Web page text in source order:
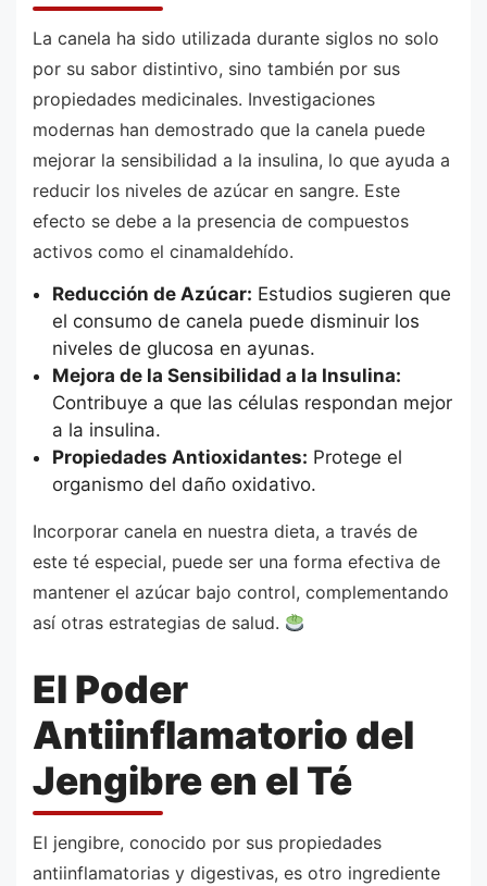
La canela ha sido utilizada durante siglos no solo
por su sabor distintivo, sino también por sus
propiedades medicinales. Investigaciones
modernas han demostrado que la canela puede
mejorar la sensibilidad a la insulina, lo que ayuda a
reducir los niveles de azúcar en sangre. Este
efecto se debe a la presencia de compuestos
activos como el cinamaldehído.
Reducción de Azúcar: Estudios sugieren que
el consumo de canela puede disminuir los
niveles de glucosa en ayunas.
Mejora de la Sensibilidad a la Insulina:
Contribuye a que las células respondan mejor
a la insulina.
Propiedades Antioxidantes: Protege el
organismo del daño oxidativo.
Incorporar canela en nuestra dieta, a través de
este té especial, puede ser una forma efectiva de
mantener el azúcar bajo control, complementando
así otras estrategias de salud.
El Poder
Antiinflamatorio del
Jengibre en el Té
El jengibre, conocido por sus propiedades
antiinflamatorias y digestivas, es otro ingrediente